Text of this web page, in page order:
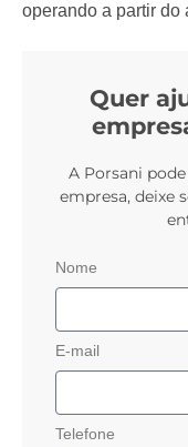
operando a partir do
Quer
A Porsani
empresa, deixe
Nome
E-mail
Telefone